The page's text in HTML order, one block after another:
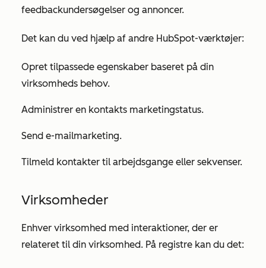
feedbackundersøgelser og annoncer.
Det kan du ved hjælp af andre HubSpot-værktøjer:
Opret tilpassede egenskaber baseret på din
virksomheds behov.
Administrer en kontakts marketingstatus.
Send e-mailmarketing.
Tilmeld kontakter til arbejdsgange eller sekvenser.
Virksomheder
Enhver virksomhed med interaktioner, der er
relateret til din virksomhed. På registre kan du det: